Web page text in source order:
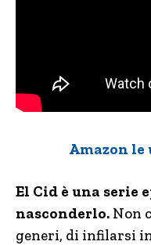
Amazon le
El Cid è una serie
nasconderlo. Non
generi, di infilarsi